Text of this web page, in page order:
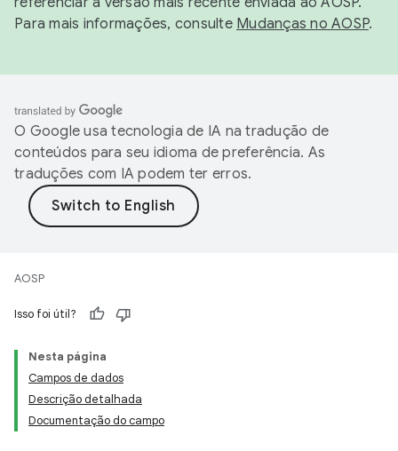
Para mais informações, consulte Mudanças no AOSP.
O Google usa tecnologia de IA na tradução de
conteúdos para seu idioma de preferência. As
traduções com IA podem ter erros.
AOSP
Isso foi útil?
Nesta página
Campos de dados
Descrição detalhada
Documentação do campo